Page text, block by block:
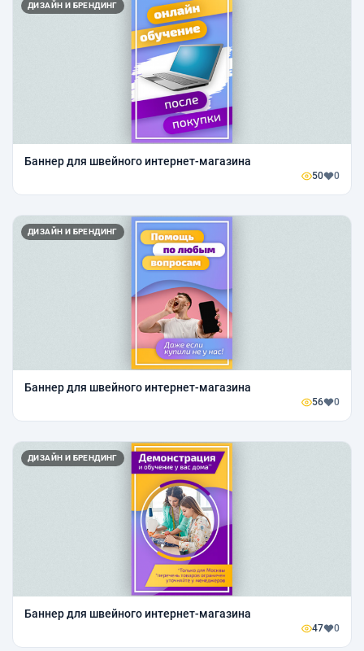
ДИЗАЙН И БРЕНДИНГ
Баннер для швейного интернет-магазина
50 0
ДИЗАЙН И БРЕНДИНГ
Баннер для швейного интернет-магазина
56 0
ДИЗАЙН И БРЕНДИНГ
Баннер для швейного интернет-магазина
47 0